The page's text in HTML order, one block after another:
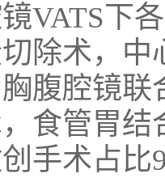
VATS下
除术，
腹腔镜
食管胃
手术占